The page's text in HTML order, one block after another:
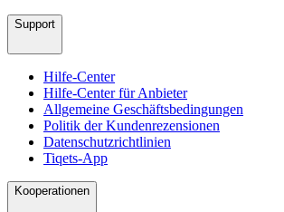
Support
Hilfe-Center
Hilfe-Center für Anbieter
Allgemeine Geschäftsbedingungen
Politik der Kundenrezensionen
Datenschutzrichtlinien
Tiqets-App
Kooperationen